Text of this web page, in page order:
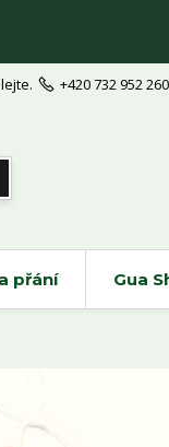
+420 732 952 260
přání Gua